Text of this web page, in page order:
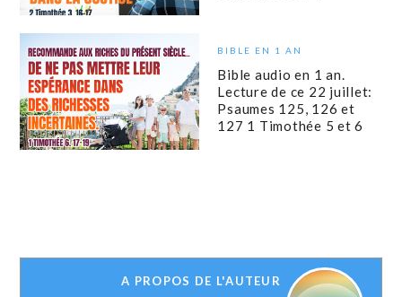
BIBLE EN 1 AN
Bible audio en 1 an.
Lecture de ce 22 juillet:
Psaumes 125, 126 et
127 1 Timothée 5 et 6
A PROPOS DE L'AUTEUR